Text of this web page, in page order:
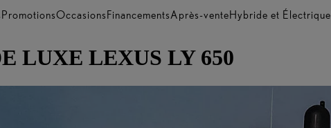
PromotionsOccasionsFinancementsAprès-venteHybride et Électrique
LUXE LEXUS LY 650